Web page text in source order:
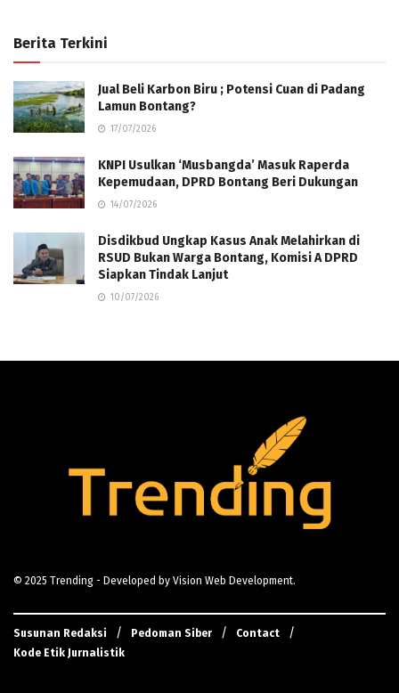
Berita Terkini
Jual Beli Karbon Biru ; Potensi Cuan di Padang
Lamun Bontang?
17/07/2026
KNPI Usulkan ‘Musbangda’ Masuk Raperda
Kepemudaan, DPRD Bontang Beri Dukungan
14/07/2026
Disdikbud Ungkap Kasus Anak Melahirkan di
RSUD Bukan Warga Bontang, Komisi A DPRD
Siapkan Tindak Lanjut
10/07/2026
© 2025 Trending - Developed by Vision Web Development.
Susunan Redaksi Pedoman Siber
Contact
Kode Etik Jurnalistik